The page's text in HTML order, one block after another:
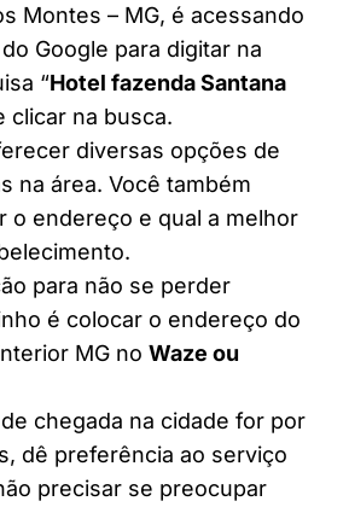
Montes – MG, é acessando
Google para digitar na
“Hotel fazenda Santana
clicar na busca.
diversas opções de
na área. Você também
o endereço e qual a melhor
para não se perder
é colocar o endereço do
MG no Waze ou
chegada na cidade for por
dê preferência ao serviço
precisar se preocupar